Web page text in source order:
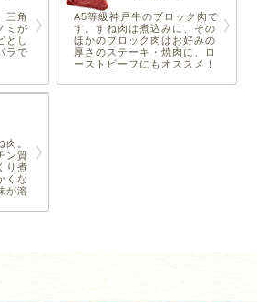
三角
ミが
とし
ラで
A5等級神戸牛のブロック肉で
す。すね肉は煮込みに、その
ほかのブロック肉はお好みの
厚さのステーキ・焼肉に、ロ
ーストビーフにもオススメ！
肉。
ン質
り煮
くな
が溶